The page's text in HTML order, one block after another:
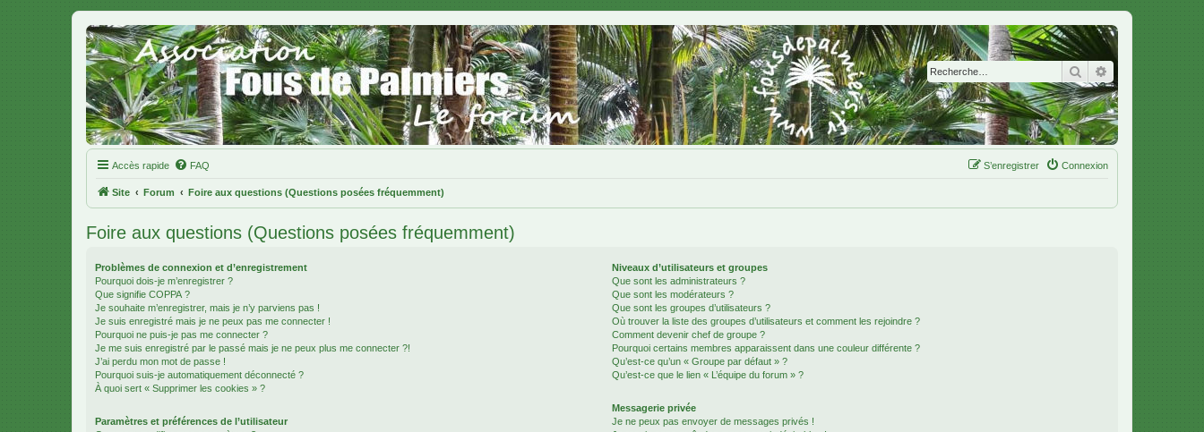
Rechercher
Accès rapide FAQ Connexion
S’enregistrer
Site Forum Foire aux questions (Questions posées fréquemment)
Foire aux questions (Questions posées fréquemment)
Problèmes de connexion et d’enregistrement
Pourquoi dois-je m’enregistrer ?
Que signifie COPPA ?
Je souhaite m’enregistrer, mais je n’y parviens pas !
Je suis enregistré mais je ne peux pas me connecter !
Pourquoi ne puis-je pas me connecter ?
Je me suis enregistré par le passé mais je ne peux plus me connecter ?!
J’ai perdu mon mot de passe !
Pourquoi suis-je automatiquement déconnecté ?
À quoi sert « Supprimer les cookies » ?
Paramètres et préférences de l’utilisateur
Niveaux d’utilisateurs et groupes
Que sont les administrateurs ?
Que sont les modérateurs ?
Que sont les groupes d’utilisateurs ?
Où trouver la liste des groupes d’utilisateurs et comment les rejoindre ?
Comment devenir chef de groupe ?
Pourquoi certains membres apparaissent dans une couleur différente ?
Qu’est-ce qu’un « Groupe par défaut » ?
Qu’est-ce que le lien « L’équipe du forum » ?
Messagerie privée
Je ne peux pas envoyer de messages privés !